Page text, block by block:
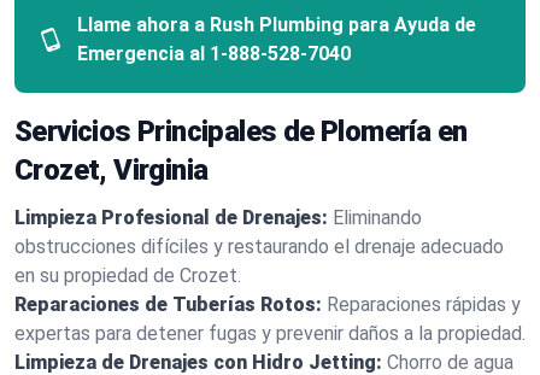
Llame ahora a Rush Plumbing para Ayuda de
Emergencia al 1-888-528-7040
Servicios Principales de Plomería en
Crozet, Virginia
Limpieza Profesional de Drenajes: Eliminando
obstrucciones difíciles y restaurando el drenaje adecuado
en su propiedad de Crozet.
Reparaciones de Tuberías Rotos: Reparaciones rápidas y
expertas para detener fugas y prevenir daños a la propiedad.
Limpieza de Drenajes con Hidro Jetting: Chorro de agua